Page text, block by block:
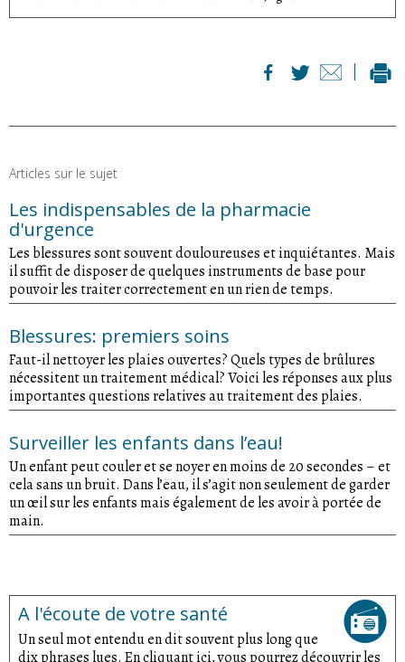
Articles sur le sujet
Les indispensables de la pharmacie
d'urgence
Les blessures sont souvent douloureuses et inquiétantes. Mais
il suffit de disposer de quelques instruments de base pour
pouvoir les traiter correctement en un rien de temps.
Blessures: premiers soins
Faut-il nettoyer les plaies ouvertes? Quels types de brûlures
nécessitent un traitement médical? Voici les réponses aux plus
importantes questions relatives au traitement des plaies.
Surveiller les enfants dans l’eau!
Un enfant peut couler et se noyer en moins de 20 secondes – et
cela sans un bruit. Dans l’eau, il s’agit non seulement de garder
un œil sur les enfants mais également de les avoir à portée de
main.
A l'écoute de votre santé
Un seul mot entendu en dit souvent plus long que
dix phrases lues. En cliquant ici, vous pourrez découvrir les